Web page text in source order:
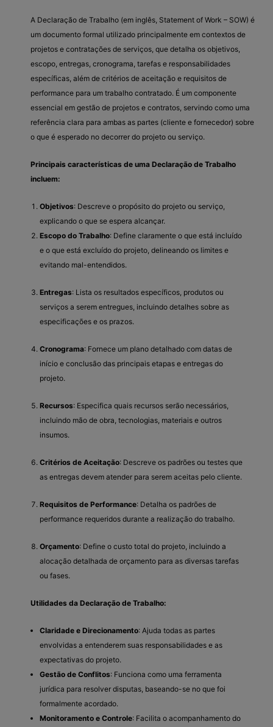
A Declaração de Trabalho (em inglês, Statement of Work – SOW) é
um documento formal utilizado principalmente em contextos de
projetos e contratações de serviços, que detalha os objetivos,
escopo, entregas, cronograma, tarefas e responsabilidades
específicas, além de critérios de aceitação e requisitos de
performance para um trabalho contratado. É um componente
essencial em gestão de projetos e contratos, servindo como uma
referência clara para ambas as partes (cliente e fornecedor) sobre
o que é esperado no decorrer do projeto ou serviço.
Principais características de uma Declaração de Trabalho
incluem:
Objetivos: Descreve o propósito do projeto ou serviço,
explicando o que se espera alcançar.
Escopo do Trabalho: Define claramente o que está incluído
e o que está excluído do projeto, delineando os limites e
evitando mal-entendidos.
Entregas: Lista os resultados específicos, produtos ou
serviços a serem entregues, incluindo detalhes sobre as
especificações e os prazos.
Cronograma: Fornece um plano detalhado com datas de
início e conclusão das principais etapas e entregas do
projeto.
Recursos: Especifica quais recursos serão necessários,
incluindo mão de obra, tecnologias, materiais e outros
insumos.
Critérios de Aceitação: Descreve os padrões ou testes que
as entregas devem atender para serem aceitas pelo cliente.
Requisitos de Performance: Detalha os padrões de
performance requeridos durante a realização do trabalho.
Orçamento: Define o custo total do projeto, incluindo a
alocação detalhada de orçamento para as diversas tarefas
ou fases.
Utilidades da Declaração de Trabalho:
Claridade e Direcionamento: Ajuda todas as partes
envolvidas a entenderem suas responsabilidades e as
expectativas do projeto.
Gestão de Conflitos: Funciona como uma ferramenta
jurídica para resolver disputas, baseando-se no que foi
formalmente acordado.
Monitoramento e Controle: Facilita o acompanhamento do